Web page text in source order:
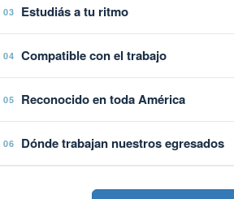
03 Estudiás a tu ritmo
04 Compatible con el trabajo
05 Reconocido en toda América
06 Dónde trabajan nuestros egresados